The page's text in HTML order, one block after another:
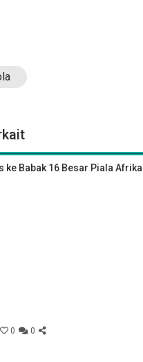
ke Babak 16 Besar Piala Afrika
0 0